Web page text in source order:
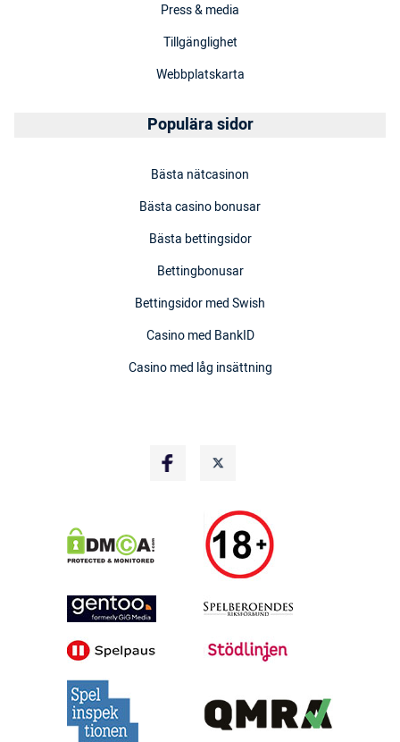
Press & media
Tillgänglighet
Webbplatskarta
Populära sidor
Bästa nätcasinon
Bästa casino bonusar
Bästa bettingsidor
Bettingbonusar
Bettingsidor med Swish
Casino med BankID
Casino med låg insättning